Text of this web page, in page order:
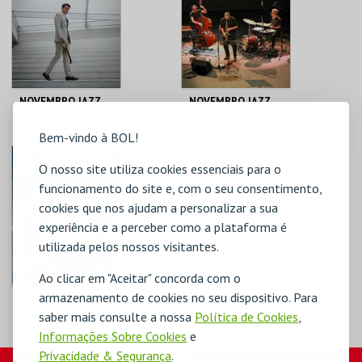
Bem-vindo à BOL!
O nosso site utiliza cookies essenciais para o
funcionamento do site e, com o seu consentimento,
cookies que nos ajudam a personalizar a sua
experiência e a perceber como a plataforma é
utilizada pelos nossos visitantes.
Ao clicar em "Aceitar" concorda com o
armazenamento de cookies no seu dispositivo. Para
saber mais consulte a nossa Política de Cookies,
Informações Sobre Cookies e
Privacidade & Segurança.
MAIS INFO
COMPRAR
MAIS INFO
COMPRAR
NOVEMBRO JAZZ
DAVIS LEGACY
CRIATIVIDADE
MAIS INFO
COMPRAR
NOVEMBRO JAZZ
CRIATIVIDADE
MAIS INFO
COMPRAR
O QUEBRA-NOZES .
UM MUSICAL DE
NATAL
CASA DA